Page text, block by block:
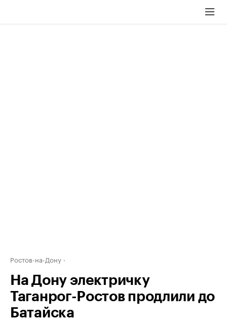
Ростов-на-Дону
На Дону электричку
Таганрог-Ростов продлили до
Батайска